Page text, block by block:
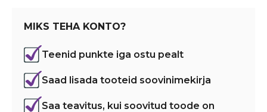
MIKS TEHA KONTO?
Teenid punkte iga ostu pealt
Saad lisada tooteid soovinimekirja
Saa teavitus, kui soovitud toode on